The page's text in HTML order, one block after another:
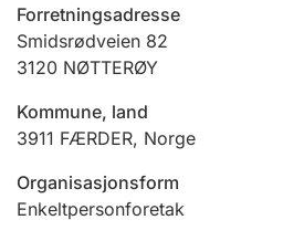
Jeger
Ektepaktveileder
Forretningsadresse
Smidsrødveien 82
3120 NØTTERØY
Kommune, land
3911 FÆRDER, Norge
Organisasjonsform
Enkeltpersonforetak